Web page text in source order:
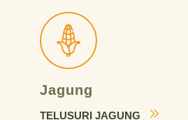
Jagung
TELUSURI JAGUNG